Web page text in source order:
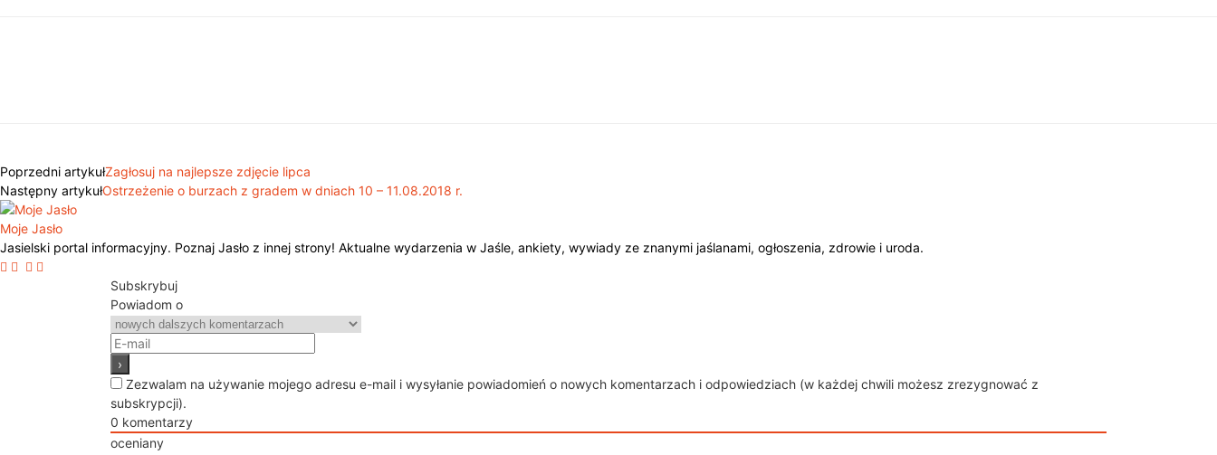
Poprzedni artykułZagłosuj na najlepsze zdjęcie lipca
Następny artykułOstrzeżenie o burzach z gradem w dniach 10 – 11.08.2018 r.
Moje Jasło
Jasielski portal informacyjny. Poznaj Jasło z innej strony! Aktualne wydarzenia w Jaśle, ankiety, wywiady ze znanymi jaślanami, ogłoszenia, zdrowie i uroda.
Subskrybuj
Powiadom o
Zezwalam na używanie mojego adresu e-mail i wysyłanie powiadomień o nowych komentarzach i odpowiedziach (w każdej chwili możesz zrezygnować z
subskrypcji).
0 komentarzy
oceniany